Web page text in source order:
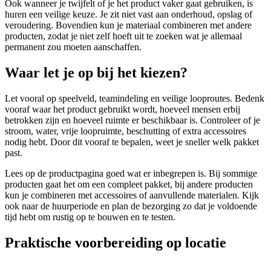
Ook wanneer je twijfelt of je het product vaker gaat gebruiken, is
huren een veilige keuze. Je zit niet vast aan onderhoud, opslag of
veroudering. Bovendien kun je materiaal combineren met andere
producten, zodat je niet zelf hoeft uit te zoeken wat je allemaal
permanent zou moeten aanschaffen.
Waar let je op bij het kiezen?
Let vooral op speelveld, teamindeling en veilige looproutes. Bedenk
vooraf waar het product gebruikt wordt, hoeveel mensen erbij
betrokken zijn en hoeveel ruimte er beschikbaar is. Controleer of je
stroom, water, vrije loopruimte, beschutting of extra accessoires
nodig hebt. Door dit vooraf te bepalen, weet je sneller welk pakket
past.
Lees op de productpagina goed wat er inbegrepen is. Bij sommige
producten gaat het om een compleet pakket, bij andere producten
kun je combineren met accessoires of aanvullende materialen. Kijk
ook naar de huurperiode en plan de bezorging zo dat je voldoende
tijd hebt om rustig op te bouwen en te testen.
Praktische voorbereiding op locatie